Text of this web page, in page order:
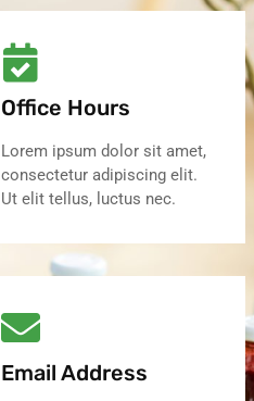
Office Hours
Lorem ipsum dolor sit amet,
consectetur adipiscing elit.
Ut elit tellus, luctus nec.
Email Address